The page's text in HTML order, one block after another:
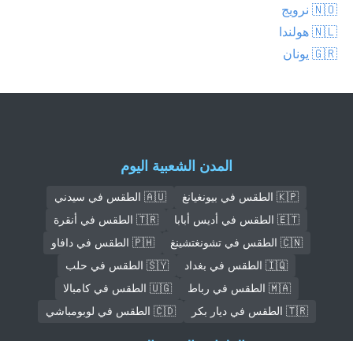
🇳🇴 نرويج
🇳🇱 هولندا
🇬🇷 يونان
المدن الشعبية اليوم
🇰🇵 الطقس في بيونغيانغ
🇦🇺 الطقس في سيدني
🇪🇹 الطقس في أديس أبابا
🇹🇷 الطقس في أنقرة
🇨🇳 الطقس في تشونغتشينغ
🇵🇭 الطقس في دافاو
🇮🇶 الطقس في بغداد
🇸🇾 الطقس في حلب
🇲🇦 الطقس في رباط
🇺🇬 الطقس في كامبالا
🇹🇷 الطقس في ديار بكر
🇨🇩 الطقس في لوبومباشي